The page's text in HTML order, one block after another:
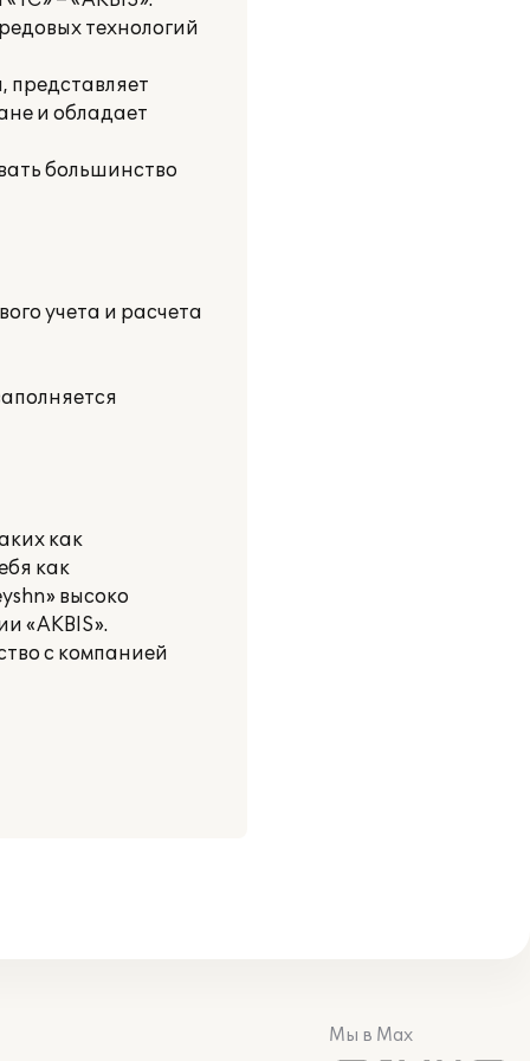
технологий
представляет
и обладает
большинство
учета и расчета
как
как
высоко
«AKBIS».
с компанией
Мы в Max